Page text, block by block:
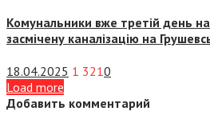
Комунальники вже третій день
засмічену каналізацію на
18.04.2025 1 3210
Load more
Добавить комментарий